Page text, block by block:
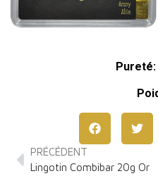
Pureté:
PRÉCÉDENT
Lingotin Combibar 20g Or